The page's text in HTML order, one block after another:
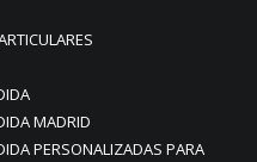
MADRID
PERSONALIZADAS PARA